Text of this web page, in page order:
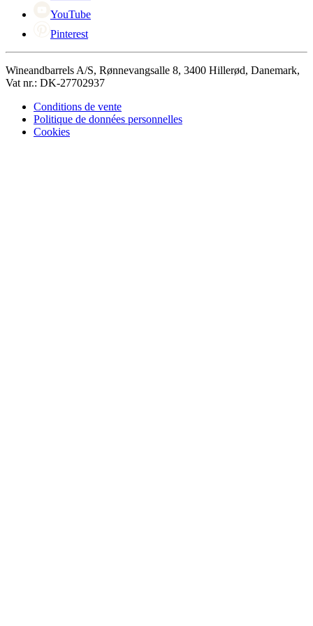
YouTube
Pinterest
Wineandbarrels A/S, Rønnevangsalle 8, 3400 Hillerød, Danemark,
Vat nr.: DK-27702937
Conditions de vente
Politique de données personnelles
Cookies